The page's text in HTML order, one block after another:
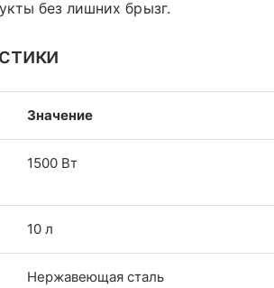
без лишних брызг.
Значение
1500 Вт
10 л
Нержавеющая сталь